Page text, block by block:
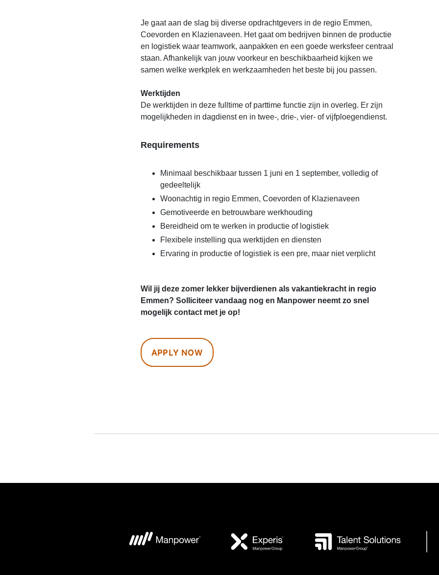
Je gaat aan de slag bij diverse opdrachtgevers in de regio Emmen,
Coevorden en Klazienaveen. Het gaat om bedrijven binnen de productie
en logistiek waar teamwork, aanpakken en een goede werksfeer centraal
staan. Afhankelijk van jouw voorkeur en beschikbaarheid kijken we
samen welke werkplek en werkzaamheden het beste bij jou passen.
Werktijden
De werktijden in deze fulltime of parttime functie zijn in overleg. Er zijn
mogelijkheden in dagdienst en in twee-, drie-, vier- of vijfploegendienst.
Requirements
Minimaal beschikbaar tussen 1 juni en 1 september, volledig of
gedeeltelijk
Woonachtig in regio Emmen, Coevorden of Klazienaveen
Gemotiveerde en betrouwbare werkhouding
Bereidheid om te werken in productie of logistiek
Flexibele instelling qua werktijden en diensten
Ervaring in productie of logistiek is een pre, maar niet verplicht
Wil jij deze zomer lekker bijverdienen als vakantiekracht in regio
Emmen? Solliciteer vandaag nog en Manpower neemt zo snel
mogelijk contact met je op!
APPLY NOW